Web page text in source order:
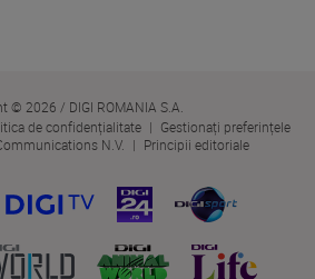
© 2026 / DIGI ROMANIA S.A.
de confidențialitate
Gestionați preferințele
N.V. Principii editoriale